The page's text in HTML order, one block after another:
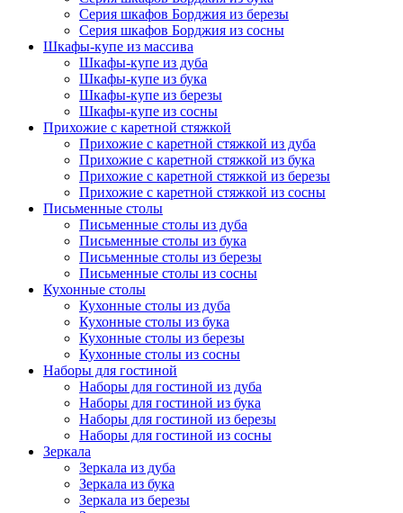
Серия шкафов Борджия из березы
Серия шкафов Борджия из сосны
Шкафы-купе из массива
Шкафы-купе из дуба
Шкафы-купе из бука
Шкафы-купе из березы
Шкафы-купе из сосны
Прихожие с каретной стяжкой
Прихожие с каретной стяжкой из дуба
Прихожие с каретной стяжкой из бука
Прихожие с каретной стяжкой из березы
Прихожие с каретной стяжкой из сосны
Письменные столы
Письменные столы из дуба
Письменные столы из бука
Письменные столы из березы
Письменные столы из сосны
Кухонные столы
Кухонные столы из дуба
Кухонные столы из бука
Кухонные столы из березы
Кухонные столы из сосны
Наборы для гостиной
Наборы для гостиной из дуба
Наборы для гостиной из бука
Наборы для гостиной из березы
Наборы для гостиной из сосны
Зеркала
Зеркала из дуба
Зеркала из бука
Зеркала из березы